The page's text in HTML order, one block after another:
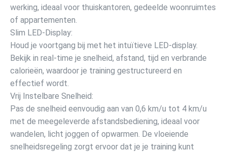
werking, ideaal voor thuiskantoren, gedeelde woonruimtes
of appartementen.
Slim LED-Display:
Houd je voortgang bij met het intuïtieve LED-display.
Bekijk in real-time je snelheid, afstand, tijd en verbrande
calorieën, waardoor je training gestructureerd en
effectief wordt.
Vrij Instelbare Snelheid:
Pas de snelheid eenvoudig aan van 0,6 km/u tot 4 km/u
met de meegeleverde afstandsbediening, ideaal voor
wandelen, licht joggen of opwarmen. De vloeiende
snelheidsregeling zorgt ervoor dat je je training kunt